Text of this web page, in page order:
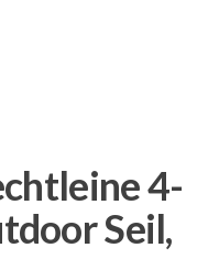
4-
Seil,